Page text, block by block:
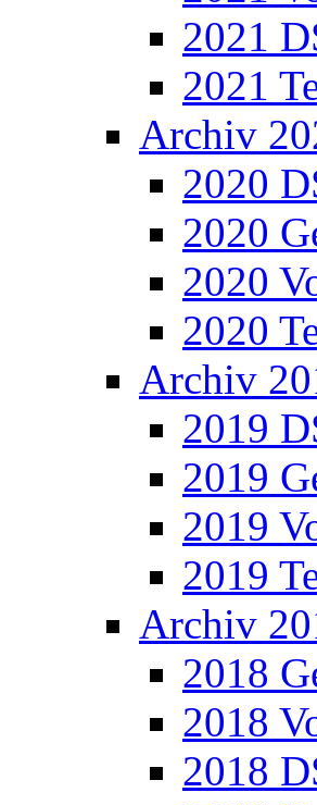
2021
2021
Archiv
2020
2020
2020
2020
Archiv
2019
2019
2019
2019
Archiv
2018
2018
2018